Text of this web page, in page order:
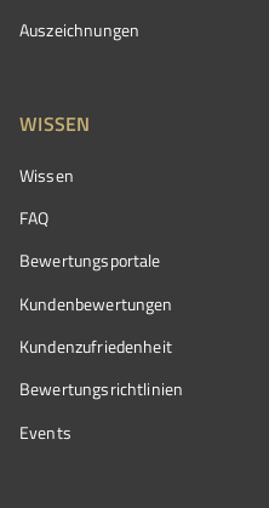
Auszeichnungen
WISSEN
Wissen
FAQ
Bewertungsportale
Kundenbewertungen
Kundenzufriedenheit
Bewertungs­richtlinien
Events